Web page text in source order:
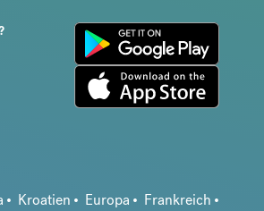
Kroatien Europa
Frankreich